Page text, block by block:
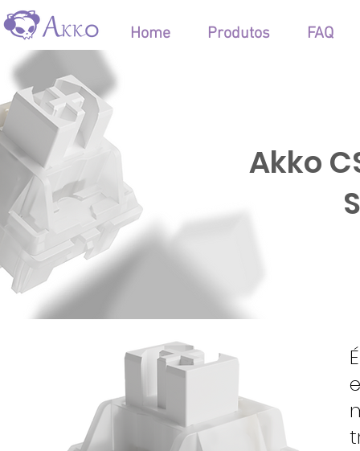
Home Produtos FAQ
Akko